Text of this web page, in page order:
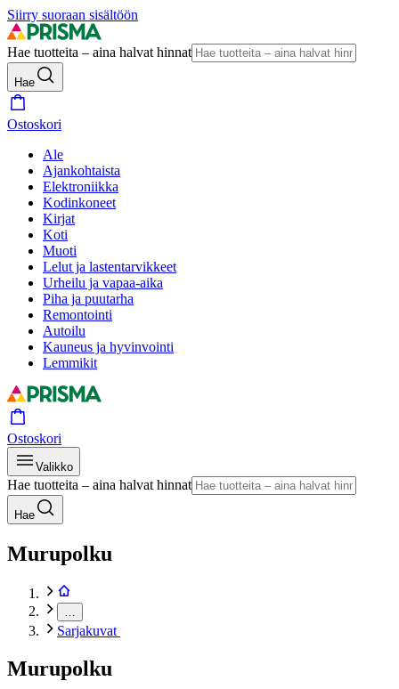
Siirry suoraan sisältöön
Hae tuotteita – aina halvat hinnat
Hae
Ostoskori
Ale
Ajankohtaista
Elektroniikka
Kodinkoneet
Kirjat
Koti
Muoti
Lelut ja lastentarvikkeet
Urheilu ja vapaa-aika
Piha ja puutarha
Remontointi
Autoilu
Kauneus ja hyvinvointi
Lemmikit
Ostoskori
Valikko
Hae tuotteita – aina halvat hinnat
Hae
Murupolku
Sarjakuvat
Murupolku